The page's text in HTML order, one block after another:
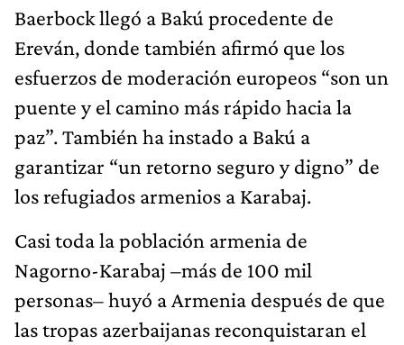
Baerbock llegó a Bakú procedente de
Ereván, donde también afirmó que los
esfuerzos de moderación europeos “son un
puente y el camino más rápido hacia la
paz”. También ha instado a Bakú a
garantizar “un retorno seguro y digno” de
los refugiados armenios a Karabaj.
Casi toda la población armenia de
Nagorno-Karabaj –más de 100 mil
personas– huyó a Armenia después de que
las tropas azerbaijanas reconquistaran el